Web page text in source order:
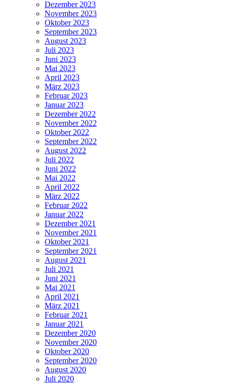
Dezember 2023
November 2023
Oktober 2023
September 2023
August 2023
Juli 2023
Juni 2023
Mai 2023
April 2023
März 2023
Februar 2023
Januar 2023
Dezember 2022
November 2022
Oktober 2022
September 2022
August 2022
Juli 2022
Juni 2022
Mai 2022
April 2022
März 2022
Februar 2022
Januar 2022
Dezember 2021
November 2021
Oktober 2021
September 2021
August 2021
Juli 2021
Juni 2021
Mai 2021
April 2021
März 2021
Februar 2021
Januar 2021
Dezember 2020
November 2020
Oktober 2020
September 2020
August 2020
Juli 2020